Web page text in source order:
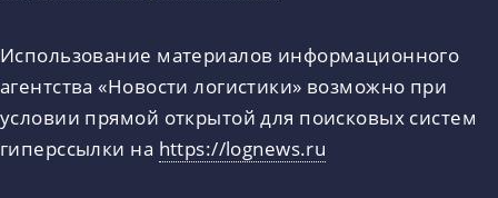
Использование материалов информационного
агентства «Новости логистики» возможно при
условии прямой открытой для поисковых систем
гиперссылки на https://lognews.ru